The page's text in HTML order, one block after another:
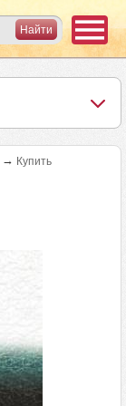
→ Купить